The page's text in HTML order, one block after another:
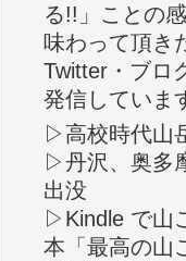
る!!」ことの
味わって頂き
Twitter・ブロ
発信していま
▷高校時代山
▷丹沢、奥多
出没
▷Kindle で山
本「最高の山